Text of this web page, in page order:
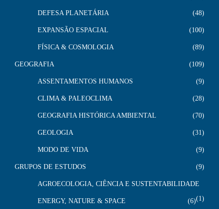
DEFESA PLANETÁRIA 48
EXPANSÃO ESPACIAL 100
FÍSICA & COSMOLOGIA 89
GEOGRAFIA 109
ASSENTAMENTOS HUMANOS 9
CLIMA & PALEOCLIMA 28
GEOGRAFIA HISTÓRICA AMBIENTAL 70
GEOLOGIA 31
MODO DE VIDA 9
GRUPOS DE ESTUDOS 9
AGROECOLOGIA, CIÊNCIA E SUSTENTABILIDADE
1
ENERGY, NATURE & SPACE 6